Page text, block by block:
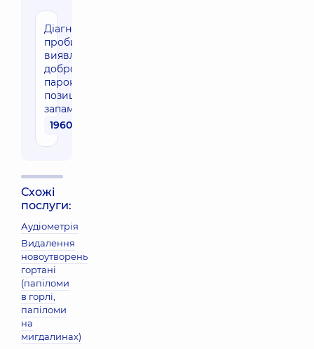
Діагностичні
проби для
виявлення
доброякісного
пароксизмального
позиційного
запаморочення
1960 грн
Схожі
послуги:
Аудіометрія
Видалення
новоутворень
гортані
(папіломи
в горлі,
папіломи
на
мигдалинах)